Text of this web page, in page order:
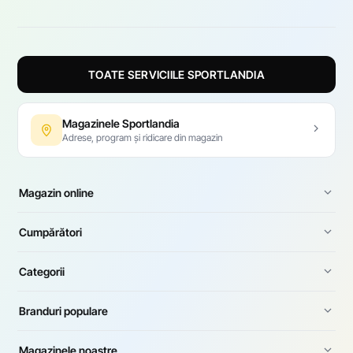
TOATE SERVICIILE SPORTLANDIA
Magazinele Sportlandia
Adrese, program și ridicare din magazin
Magazin online
Cumpărători
Categorii
Branduri populare
Magazinele noastre